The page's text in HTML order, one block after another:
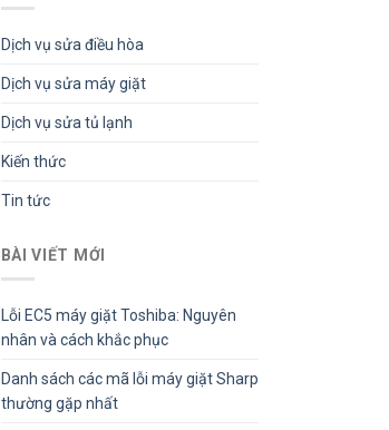
Dịch vụ sửa điều hòa
Dịch vụ sửa máy giặt
Dịch vụ sửa tủ lạnh
Kiến thức
Tin tức
BÀI VIẾT MỚI
Lỗi EC5 máy giặt Toshiba: Nguyên
nhân và cách khắc phục
Danh sách các mã lỗi máy giặt Sharp
thường gặp nhất